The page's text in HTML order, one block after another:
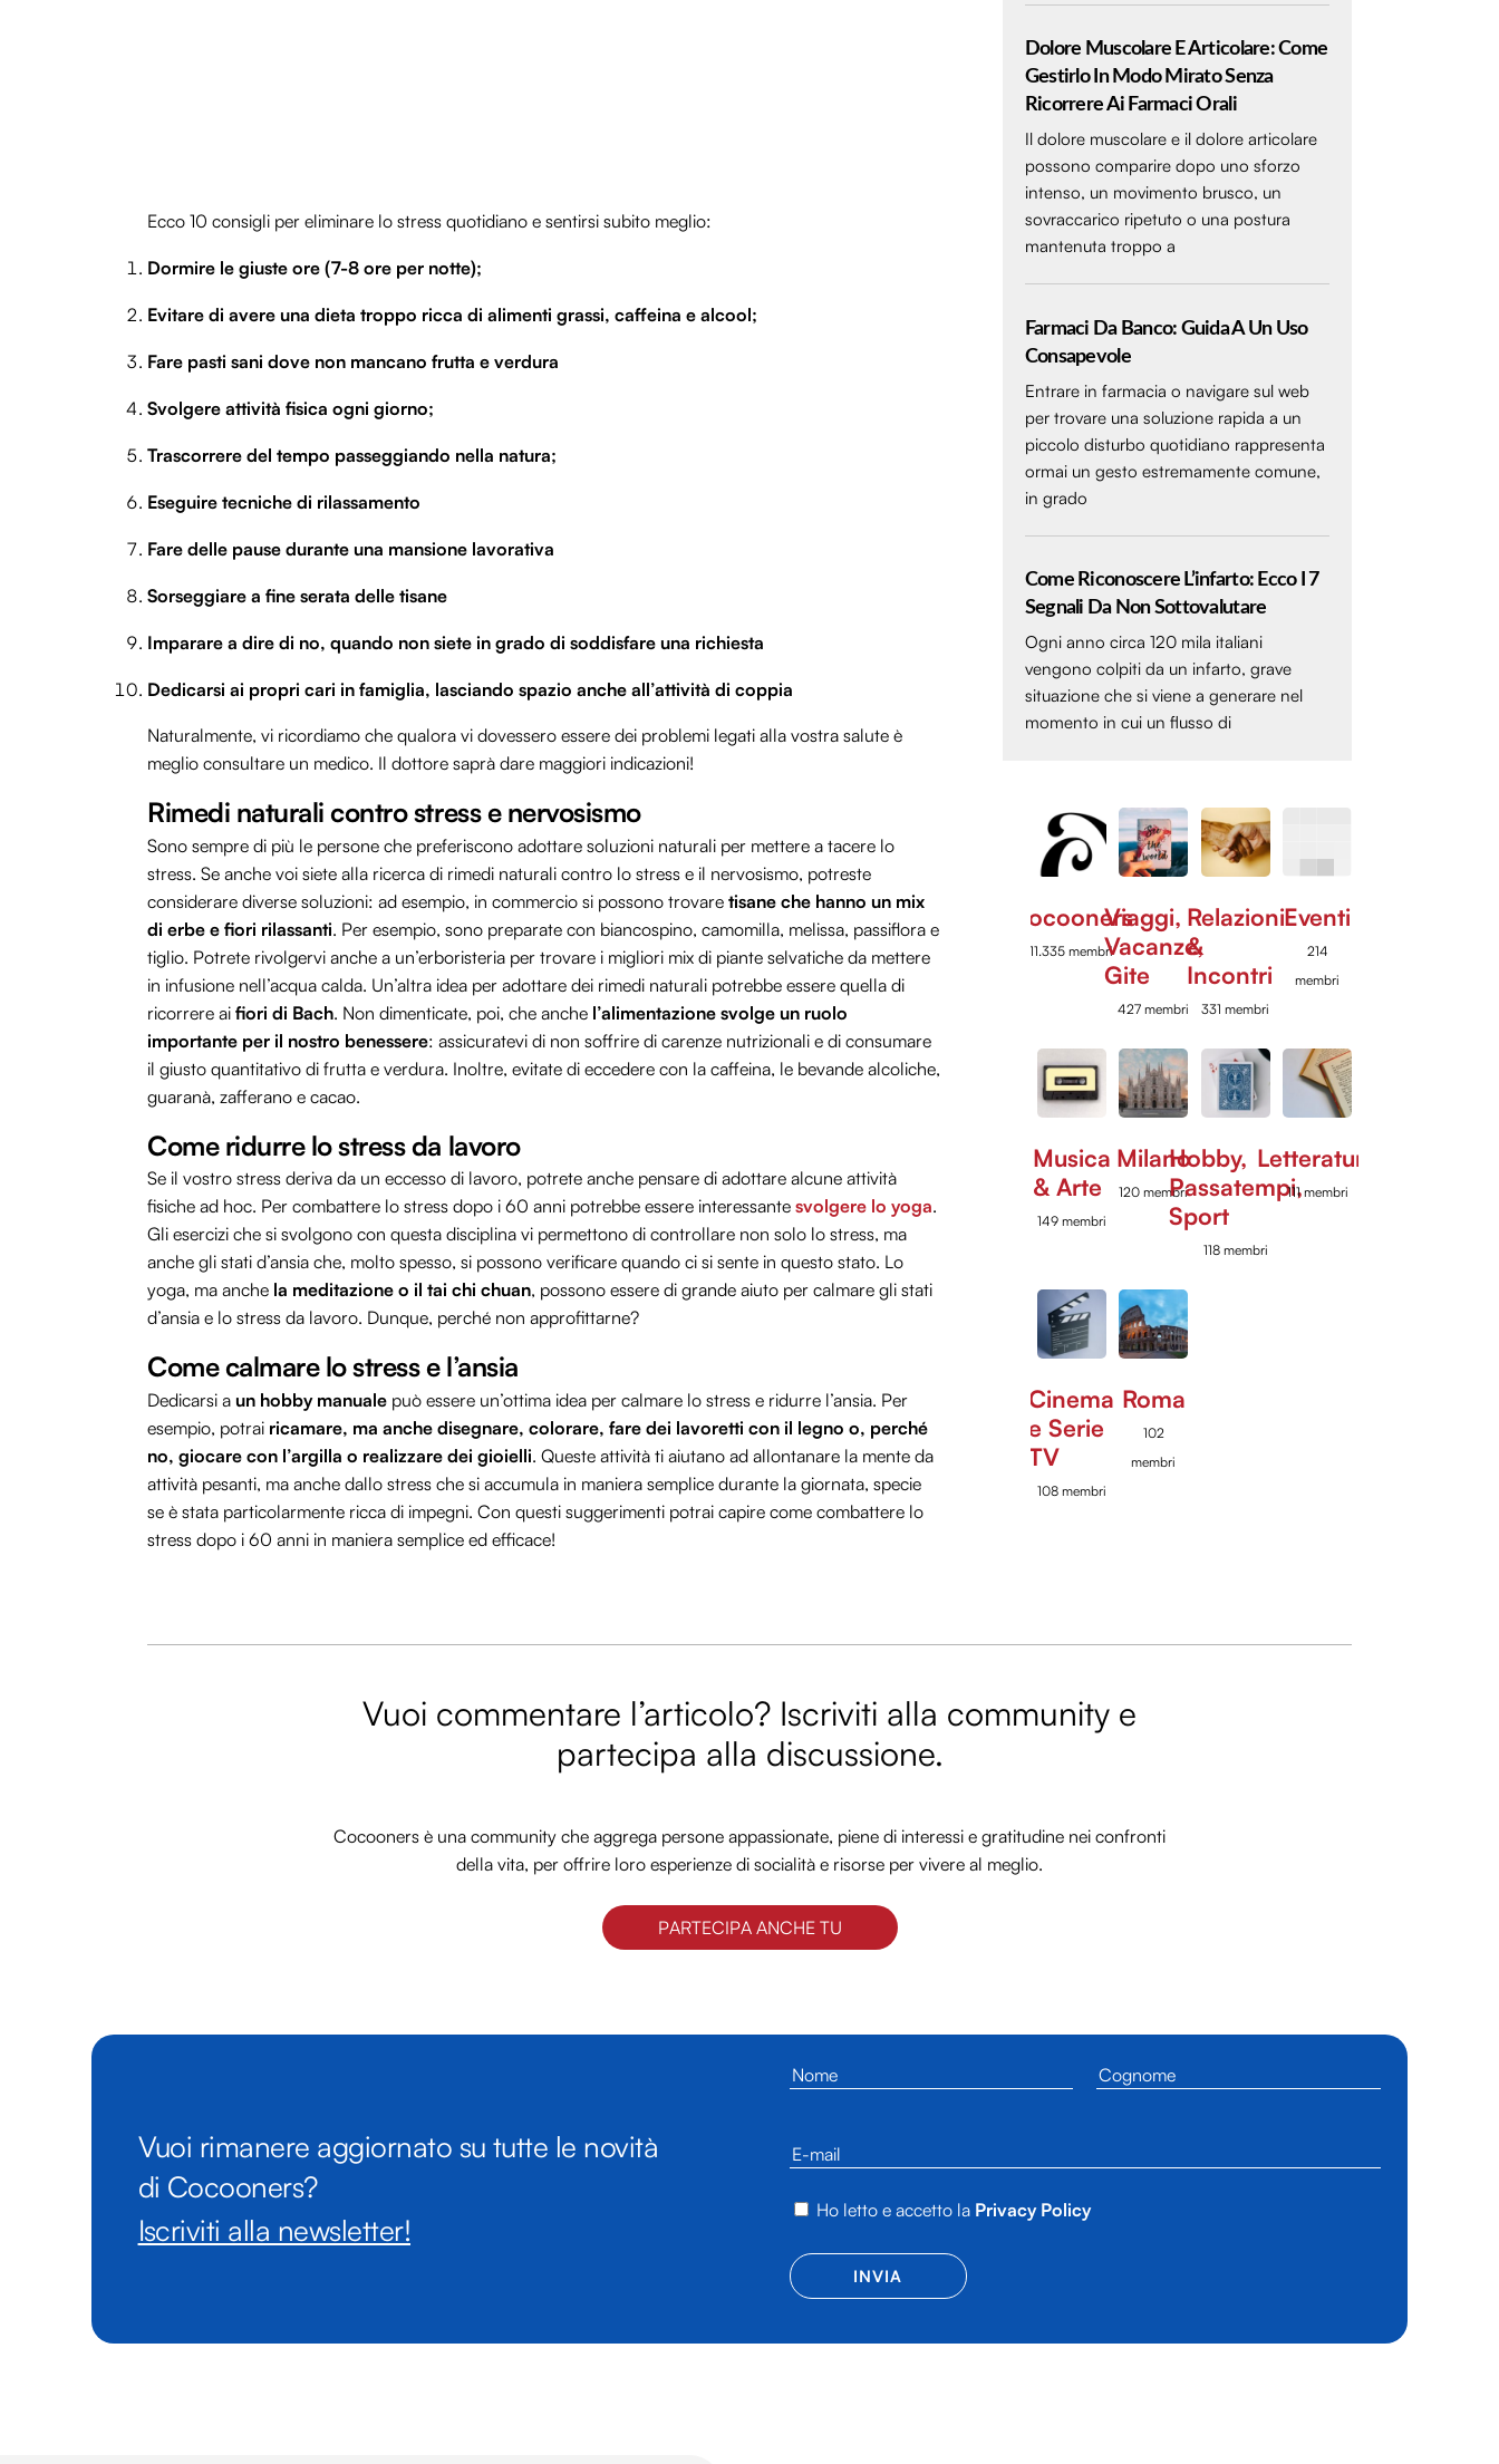
Ecco 10 consigli per eliminare lo stress quotidiano e sentirsi subito meglio:
Dormire le giuste ore (7-8 ore per notte);
Evitare di avere una dieta troppo ricca di alimenti grassi, caffeina e alcool;
Fare pasti sani dove non mancano frutta e verdura
Svolgere attività fisica ogni giorno;
Trascorrere del tempo passeggiando nella natura;
Eseguire tecniche di rilassamento
Fare delle pause durante una mansione lavorativa
Sorseggiare a fine serata delle tisane
Imparare a dire di no, quando non siete in grado di soddisfare una richiesta
Dedicarsi ai propri cari in famiglia, lasciando spazio anche all’attività di coppia
Naturalmente, vi ricordiamo che qualora vi dovessero essere dei problemi legati alla vostra salute è
meglio consultare un medico. Il dottore saprà dare maggiori indicazioni!
Rimedi naturali contro stress e nervosismo
Sono sempre di più le persone che preferiscono adottare soluzioni naturali per mettere a tacere lo
stress. Se anche voi siete alla ricerca di rimedi naturali contro lo stress e il nervosismo, potreste
considerare diverse soluzioni: ad esempio, in commercio si possono trovare tisane che hanno un mix
di erbe e fiori rilassanti. Per esempio, sono preparate con biancospino, camomilla, melissa, passiflora e
tiglio. Potrete rivolgervi anche a un’erboristeria per trovare i migliori mix di piante selvatiche da mettere
in infusione nell’acqua calda. Un’altra idea per adottare dei rimedi naturali potrebbe essere quella di
ricorrere ai fiori di Bach. Non dimenticate, poi, che anche l’alimentazione svolge un ruolo
importante per il nostro benessere: assicuratevi di non soffrire di carenze nutrizionali e di consumare
il giusto quantitativo di frutta e verdura. Inoltre, evitate di eccedere con la caffeina, le bevande alcoliche,
guaranà, zafferano e cacao.
Come ridurre lo stress da lavoro
Se il vostro stress deriva da un eccesso di lavoro, potrete anche pensare di adottare alcune attività
fisiche ad hoc. Per combattere lo stress dopo i 60 anni potrebbe essere interessante svolgere lo yoga.
Gli esercizi che si svolgono con questa disciplina vi permettono di controllare non solo lo stress, ma
anche gli stati d’ansia che, molto spesso, si possono verificare quando ci si sente in questo stato. Lo
yoga, ma anche la meditazione o il tai chi chuan, possono essere di grande aiuto per calmare gli stati
d’ansia e lo stress da lavoro. Dunque, perché non approfittarne?
Come calmare lo stress e l’ansia
Dedicarsi a un hobby manuale può essere un’ottima idea per calmare lo stress e ridurre l’ansia. Per
esempio, potrai ricamare, ma anche disegnare, colorare, fare dei lavoretti con il legno o, perché
no, giocare con l’argilla o realizzare dei gioielli. Queste attività ti aiutano ad allontanare la mente da
attività pesanti, ma anche dallo stress che si accumula in maniera semplice durante la giornata, specie
se è stata particolarmente ricca di impegni. Con questi suggerimenti potrai capire come combattere lo
stress dopo i 60 anni in maniera semplice ed efficace!
Dolore Muscolare E Articolare: Come
Gestirlo In Modo Mirato Senza
Ricorrere Ai Farmaci Orali
Il dolore muscolare e il dolore articolare
possono comparire dopo uno sforzo
intenso, un movimento brusco, un
sovraccarico ripetuto o una postura
mantenuta troppo a
Farmaci Da Banco: Guida A Un Uso
Consapevole
Entrare in farmacia o navigare sul web
per trovare una soluzione rapida a un
piccolo disturbo quotidiano rappresenta
ormai un gesto estremamente comune,
in grado
Come Riconoscere L’infarto: Ecco I 7
Segnali Da Non Sottovalutare
Ogni anno circa 120 mila italiani
vengono colpiti da un infarto, grave
situazione che si viene a generare nel
momento in cui un flusso di
Cocooners
11.335 membri
Viaggi,
Vacanze,
Gite
427 membri
Relazioni
&
Incontri
331 membri
Eventi
214
membri
Musica
& Arte
149 membri
Milano
120 membri
Hobby,
Passatempi,
Sport
118 membri
Letteratura
111 membri
Cinema
e Serie
TV
108 membri
Roma
102
membri
Vuoi commentare l’articolo? Iscriviti alla community e
partecipa alla discussione.
Cocooners è una community che aggrega persone appassionate, piene di interessi e gratitudine nei confronti
della vita, per offrire loro esperienze di socialità e risorse per vivere al meglio.
PARTECIPA ANCHE TU
Vuoi rimanere aggiornato su tutte le novità
di Cocooners?
Iscriviti alla newsletter!
Ho letto e accetto la Privacy Policy